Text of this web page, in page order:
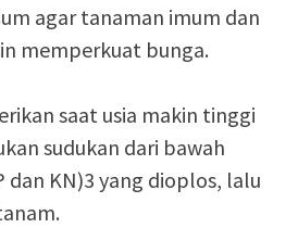
agar tanaman imum dan
memperkuat bunga.
saat usia makin tinggi
sudukan dari bawah
dan KN)3 yang dioplos, lalu